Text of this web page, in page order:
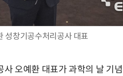
성창기공수처리공사 대표
오예환 대표가 과학의 날 기